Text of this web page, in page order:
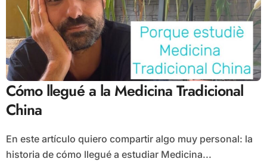
Cómo llegué a la Medicina Tradicional
China
En este artículo quiero compartir algo muy personal: la
historia de cómo llegué a estudiar Medicina...